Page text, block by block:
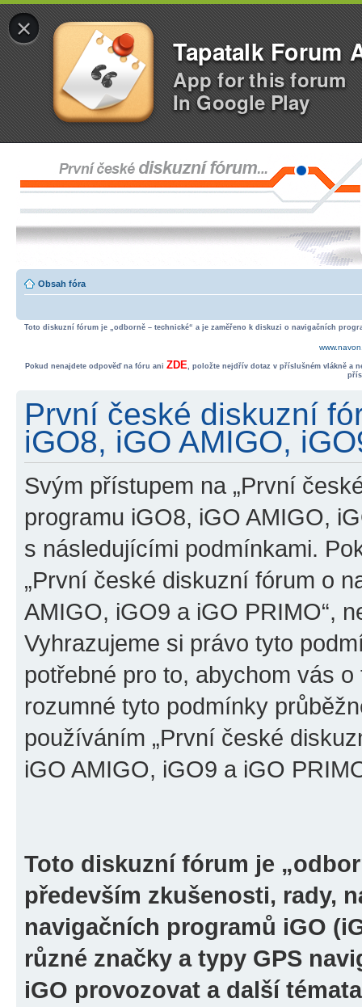
×
Tapatalk Forum
App for this forum
In Google Play
Obsah fóra
Toto diskuzní fórum je „odborně – technické“ a je zaměřeno k diskuzi o navigačních
Pokud nenajdete odpověď na fóru ani ZDE, položte nejdřív dotaz v příslušném vlákně a
První české diskuzní
iGO8, iGO AMIGO,
Svým přístupem na „První
programu iGO8, iGO AMIGO,
s následujícími podmínkami.
„První české diskuzní fórum o
AMIGO, iGO9 a iGO PRIMO“,
Vyhrazujeme si právo tyto
potřebné pro to, abychom vás
rozumné tyto podmínky
používáním „První české
iGO AMIGO, iGO9 a iGO
Toto diskuzní fórum je
především zkušenosti, rady,
navigačních programů iGO
různé značky a typy GPS
iGO provozovat a další